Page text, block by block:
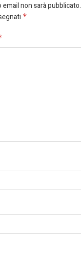
non sarà pubblicato.
*